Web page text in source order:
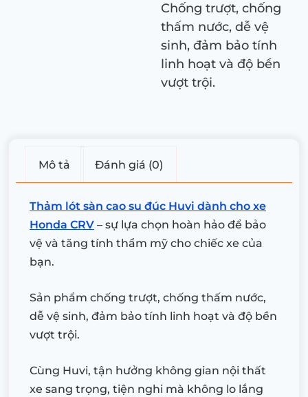
Chống trượt, chống
thấm nước, dễ vệ
sinh, đảm bảo tính
linh hoạt và độ bền
vượt trội.
Mô tả Đánh giá (0)
Thảm lót sàn cao su đúc Huvi dành cho xe
Honda CRV – sự lựa chọn hoàn hảo để bảo
vệ và tăng tính thẩm mỹ cho chiếc xe của
bạn.
Sản phẩm chống trượt, chống thấm nước,
dễ vệ sinh, đảm bảo tính linh hoạt và độ bền
vượt trội.
Cùng Huvi, tận hưởng không gian nội thất
xe sang trọng, tiện nghi mà không lo lắng